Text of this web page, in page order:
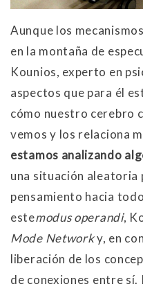
Aunque los
en la montaña de
Kounios, experto en
aspectos que para él
cómo nuestro cerebro
vemos y los relaciona
estamos analizando
una situación
pensamiento hacia
estemodus operandi,
Mode Networky, en
liberación de los
de conexiones entre